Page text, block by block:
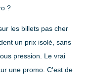
?
les billets pas cher
un prix isolé, sans
pression. Le vrai
une promo. C'est de